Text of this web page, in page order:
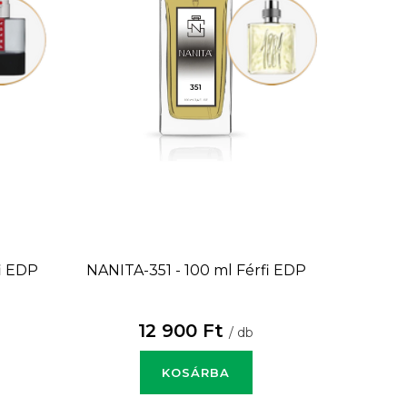
EDP NANITA-351 - 100 ml Férfi EDP
12 900 Ft/ db
KOSÁRBA